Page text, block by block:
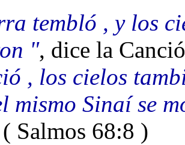
tembló , y los
", dice la
, los cielos
mismo Sinaí se
Salmos 68:8 )